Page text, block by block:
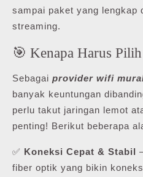
sampai paket yang lengkap
streaming.
🎯 Kenapa Harus
Sebagai provider wifi
banyak keuntungan
perlu takut jaringan lemot
penting! Berikut beberapa
✅ Koneksi Cepat & Stabil
fiber optik yang bikin